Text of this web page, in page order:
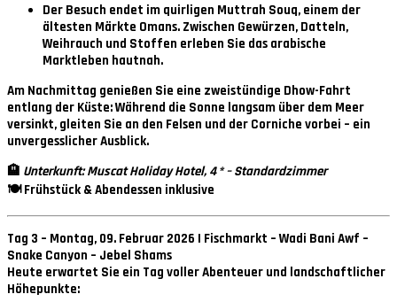
Der Besuch endet im quirligen Muttrah Souq, einem der
ältesten Märkte Omans. Zwischen Gewürzen, Datteln,
Weihrauch und Stoffen erleben Sie das arabische
Marktleben hautnah.
Am Nachmittag genießen Sie eine zweistündige Dhow-Fahrt
entlang der Küste: Während die Sonne langsam über dem Meer
versinkt, gleiten Sie an den Felsen und der Corniche vorbei – ein
unvergesslicher Ausblick.
🏨 Unterkunft: Muscat Holiday Hotel, 4 * – Standardzimmer
🍽 Frühstück & Abendessen inklusive
Tag 3 – Montag, 09. Februar 2026 | Fischmarkt – Wadi Bani Awf –
Snake Canyon – Jebel Shams
Heute erwartet Sie ein Tag voller Abenteuer und landschaftlicher
Höhepunkte: